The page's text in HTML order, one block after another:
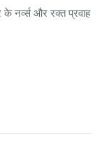
नर्व्स और रक्त प्रवाह